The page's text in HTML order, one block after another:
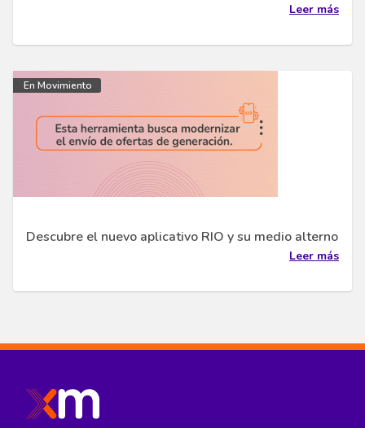
Leer más
En Movimiento
Descubre el nuevo aplicativo RIO y su medio alterno
Leer más